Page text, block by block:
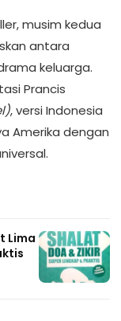
musim kedua
antara
keluarga.
Prancis
, versi Indonesia
Amerika dengan
Lima